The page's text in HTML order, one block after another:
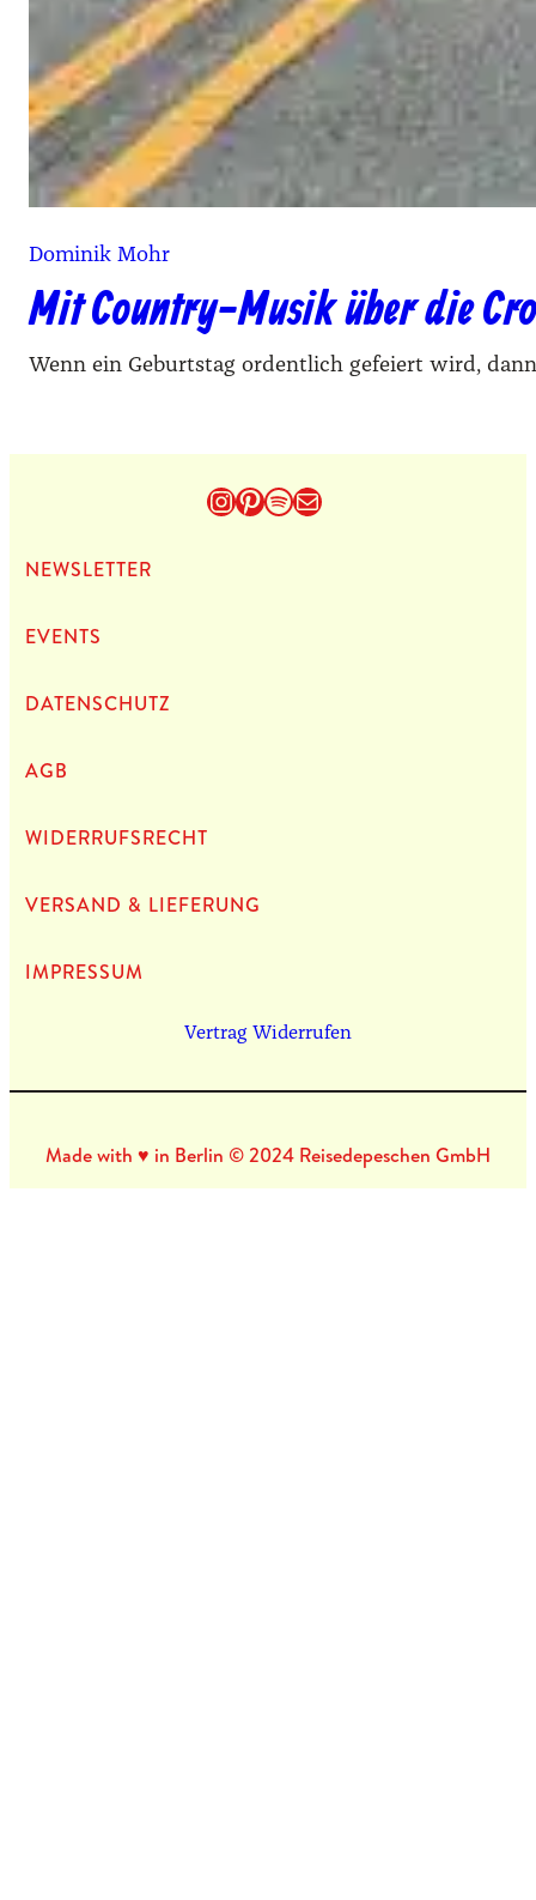
Dominik Mohr
Mit Country-Musik über die
Wenn ein Geburtstag ordentlich gefeiert wird,
Instagram
Pinterest
Spotify
E-Mail
NEWS­LET­TER
EVENTS
DATEN­SCHUTZ
AGB
WIDERRUFSRECHT
VERSAND & LIEFERUNG
IMPRES­SUM
Vertrag Widerrufen
Made with ♥ in Berlin © 2024 Reisedepeschen GmbH